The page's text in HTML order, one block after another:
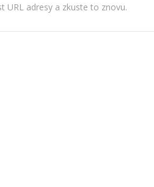
URL adresy a zkuste to znovu.